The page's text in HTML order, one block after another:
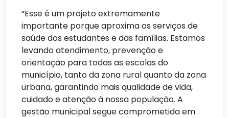
“Esse é um projeto extremamente
importante porque aproxima os serviços de
saúde dos estudantes e das famílias. Estamos
levando atendimento, prevenção e
orientação para todas as escolas do
município, tanto da zona rural quanto da zona
urbana, garantindo mais qualidade de vida,
cuidado e atenção à nossa população. A
gestão municipal segue comprometida em